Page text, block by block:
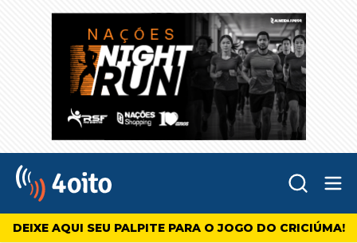
4oito
DEIXE AQUI SEU PALPITE PARA O JOGO DO CRICIÚMA!